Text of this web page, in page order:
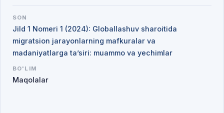
SON
Jild 1 Nomeri 1 (2024): Globallashuv sharoitida
migratsion jarayonlarning mafkuralar va
madaniyatlarga ta’siri: muammo va yechimlar
BO'LIM
Maqolalar